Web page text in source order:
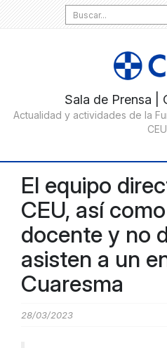
Search
for:
El equipo
CEU, así
docente y no
asisten a un
Cuaresma
28/03/2023